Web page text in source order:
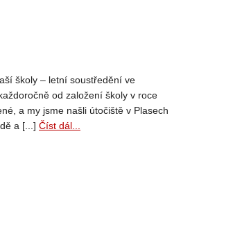
školy – letní soustředění ve
od založení školy v roce
a my jsme našli útočiště v Plasech
a [...] Číst dál...